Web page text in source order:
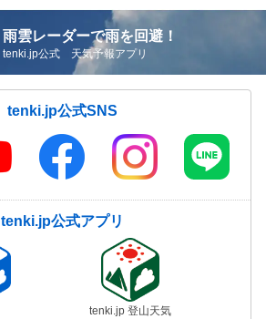
雨雲レーダーで雨を回避！
tenki.jp公式 天気予報アプリ
tenki.jp公式SNS
tenki.jp公式アプリ
tenki.jp 登山天気